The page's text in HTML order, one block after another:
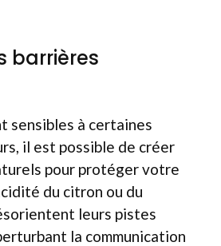
barrières
sensibles à certaines
il est possible de créer
pour protéger votre
du citron ou du
leurs pistes
la communication